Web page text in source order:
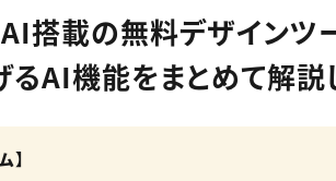
AI搭載の無料デザインツ
AI機能をまとめて解説
】